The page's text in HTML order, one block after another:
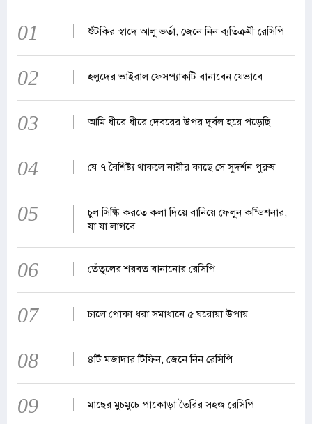
01 শুঁটকির স্বাদে আলু ভর্তা, জেনে নিন ব্যতিক্রমী রেসিপি
02 হলুদের ভাইরাল ফেসপ্যাকটি বানাবেন যেভাবে
03 আমি ধীরে ধীরে দেবরের উপর দুর্বল হয়ে পড়েছি
04 যে ৭ বৈশিষ্ট্য থাকলে নারীর কাছে সে সুদর্শন পুরুষ
05
চুল সিল্কি করতে কলা দিয়ে বানিয়ে ফেলুন কন্ডিশনার,
যা যা লাগবে
06 তেঁতুলের শরবত বানানোর রেসিপি
07 চালে পোকা ধরা সমাধানে ৫ ঘরোয়া উপায়
08 ৪টি মজাদার টিফিন, জেনে নিন রেসিপি
09 মাছের মুচমুচে পাকোড়া তৈরির সহজ রেসিপি